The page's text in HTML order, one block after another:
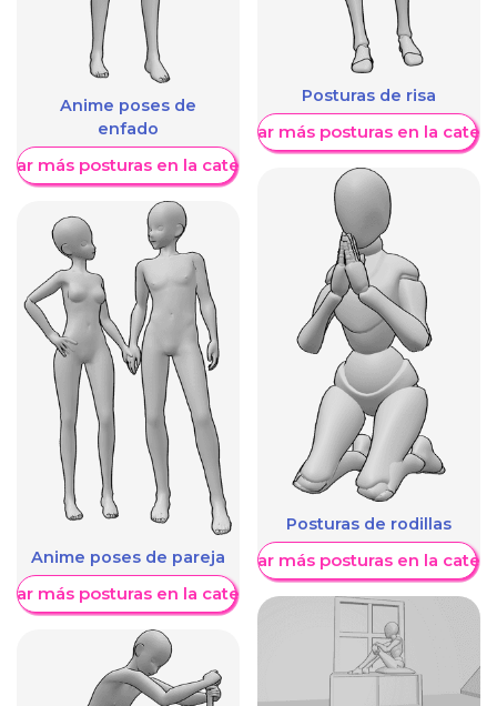
Anime poses de
enfado
más posturas en la categoría
Anime poses de pareja
más posturas en la categoría
Posturas de risa
Mostrar más posturas en la
Posturas de rodillas
Mostrar más posturas en la